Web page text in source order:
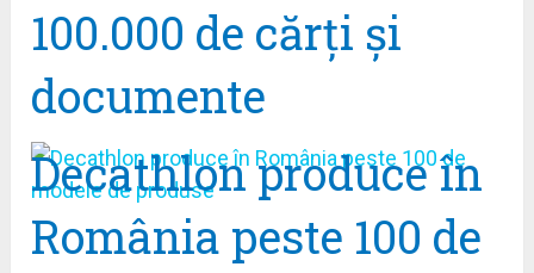
100.000 de cărți și
documente
Decathlon produce în
România peste 100 de